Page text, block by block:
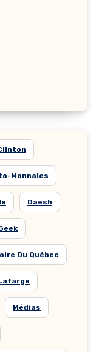
Monnaies
Daesh
Du Québec
Médias